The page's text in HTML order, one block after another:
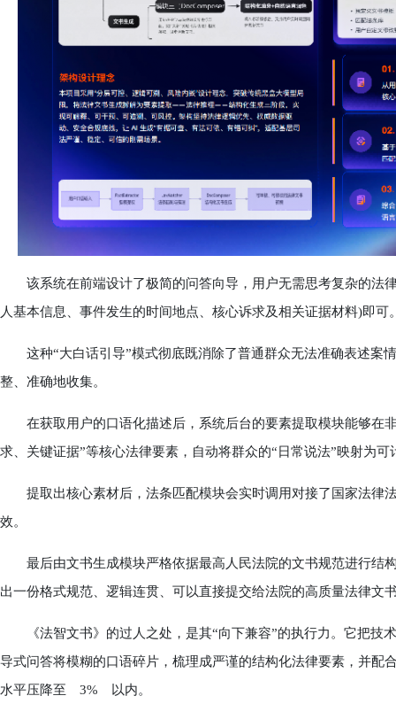
该系统在前端设计了极简的问答向导，用户无需思考复杂的法
人基本信息、事件发生的时间地点、核心诉求及相关证据材料)即可
这种“大白话引导”模式彻底既消除了普通群众无法准确表述案
整、准确地收集。
在获取用户的口语化描述后，系统后台的要素提取模块能够在
求、关键证据”等核心法律要素，自动将群众的“日常说法”映射为
提取出核心素材后，法条匹配模块会实时调用对接了国家法律
效。
最后由文书生成模块严格依据最高人民法院的文书规范进行结
出一份格式规范、逻辑连贯、可以直接提交给法院的高质量法律文
《法智文书》的过人之处，是其“向下兼容”的执行力。它把技
导式问答将模糊的口语碎片，梳理成严谨的结构化法律要素，并
水平压降至 3% 以内。